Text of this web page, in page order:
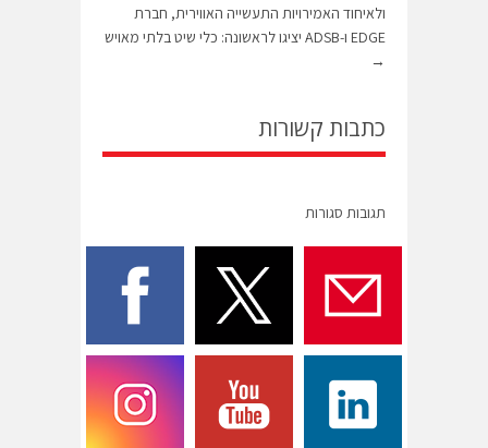
ולאיחוד האמירויות התעשייה האווירית, חברת
EDGE ו-ADSB יציגו לראשונה: כלי שיט בלתי מאויש
→
כתבות קשורות
תגובות סגורות